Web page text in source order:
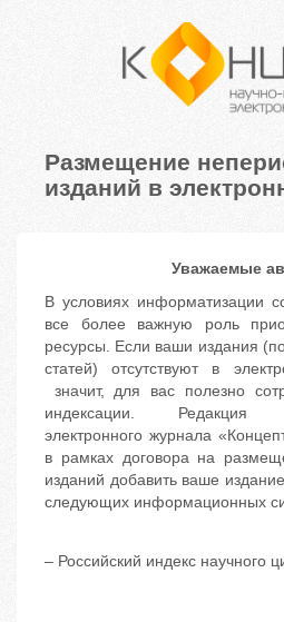
Размещение
изданий в
Уважаемые
В условиях информатизации
все более важную роль
ресурсы. Если ваши издания
статей) отсутствуют в
значит, для вас полезно
индексации. Редакция
электронного журнала
в рамках договора на
изданий добавить ваше
следующих информационных
– Российский индекс научного